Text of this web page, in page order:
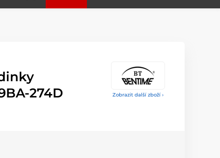
Zobrazit další zboží ›
274D